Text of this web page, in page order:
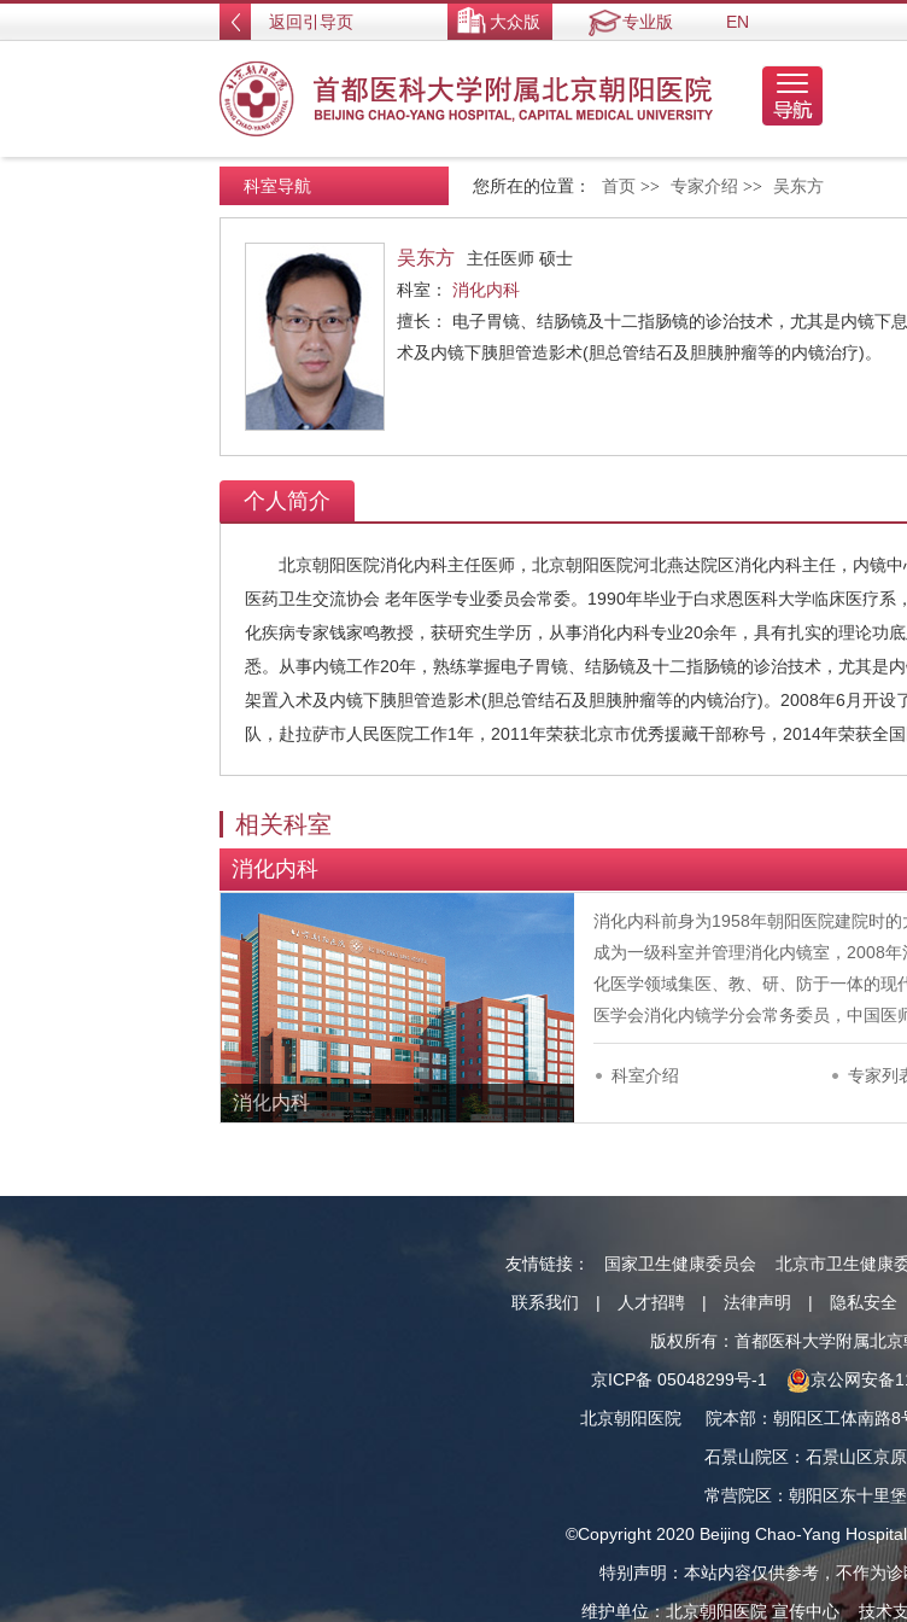
返回引导页 大众版 专业版 EN
您所在的位置： 首页 >> 专家介绍 >> 吴东方
科室导航
吴东方
主任医师 硕士
科室： 消化内科
擅长： 电子胃镜、结肠镜及十二指肠镜的诊治技术，尤其是内镜下
术及内镜下胰胆管造影术(胆总管结石及胆胰肿瘤等的内镜治疗)。
个人简介
北京朝阳医院消化内科主任医师，北京朝阳医院河北燕达院区消化内科主任，内镜
医药卫生交流协会 老年医学专业委员会常委。1990年毕业于白求恩医科大学临床医疗
化疾病专家钱家鸣教授，获研究生学历，从事消化内科专业20余年，具有扎实的理论功
悉。从事内镜工作20年，熟练掌握电子胃镜、结肠镜及十二指肠镜的诊治技术，尤其是
架置入术及内镜下胰胆管造影术(胆总管结石及胆胰肿瘤等的内镜治疗)。2008年6月开
队，赴拉萨市人民医院工作1年，2011年荣获北京市优秀援藏干部称号，2014年荣获全
相关科室
消化内科
消化内科
消化内科前身为1958年朝阳医院建院时
成为一级科室并管理消化内镜室，2008
化医学领域集医、教、研、防于一体的
医学会消化内镜学分会常务委员，中国
科室介绍 专家列
友情链接： 国家卫生健康委员会 北京市卫生健康
联系我们
| 人才招聘 | 法律声明 | 隐私安全
版权所有：首都医科大学附属北
京ICP备 05048299号-1
京公网安备
北京朝阳医院
院本部 ： 朝阳区工体南路8
石景山院区 ： 石景山区京
常营院区 ： 朝阳区东十里
©Copyright 2020 Beijing Chao-Yang
特别声明：本站内容仅供参考，不作为
维护单位：北京朝阳医院 宣传中心 技术支